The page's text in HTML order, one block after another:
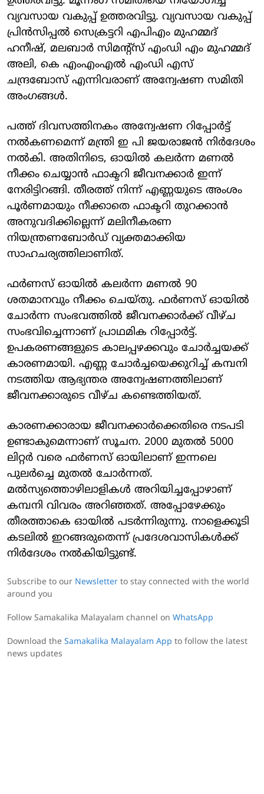
വ്യവസായ വകുപ്പ് ഉത്തരവിട്ടു. വ്യവസായ വകുപ്പ്
പ്രിന്‍സിപ്പല്‍ സെക്രട്ടറി എപിഎം മുഹമ്മദ്
ഹനീഷ്, മലബാര്‍ സിമന്റ്‌സ് എംഡി എം മുഹമ്മദ്
അലി, കെ എംഎംഎല്‍ എംഡി എസ്
ചന്ദ്രബോസ് എന്നിവരാണ് അന്വേഷണ സമിതി
അംഗങ്ങള്‍.
പത്ത് ദിവസത്തിനകം അന്വേഷണ റിപ്പോര്‍ട്ട്
നല്‍കണമെന്ന് മന്ത്രി ഇ പി ജയരാജന്‍ നിര്‍ദേശം
നല്‍കി. അതിനിടെ, ഓയില്‍ കലര്‍ന്ന മണല്‍
നീക്കം ചെയ്യാന്‍ ഫാക്ടറി ജീവനക്കാര്‍ ഇന്ന്
നേരിട്ടിറങ്ങി. തീരത്ത് നിന്ന് എണ്ണയുടെ അംശം
പൂര്‍ണമായും നീക്കാതെ ഫാക്ടറി തുറക്കാന്‍
അനുവദിക്കില്ലെന്ന് മലിനീകരണ
നിയന്ത്രണബോര്‍ഡ് വ്യക്തമാക്കിയ
സാഹചര്യത്തിലാണിത്.
ഫര്‍ണസ് ഓയില്‍ കലര്‍ന്ന മണല്‍ 90
ശതമാനവും നീക്കം ചെയ്തു. ഫര്‍ണസ് ഓയില്‍
ചോര്‍ന്ന സംഭവത്തില്‍ ജീവനക്കാര്‍ക്ക് വീഴ്ച
സംഭവിച്ചെന്നാണ് പ്രാഥമിക റിപ്പോര്‍ട്ട്.
ഉപകരണങ്ങളുടെ കാലപ്പഴക്കവും ചോര്‍ച്ചയക്ക്
കാരണമായി. എണ്ണ ചോര്‍ച്ചയെക്കുറിച്ച് കമ്പനി
നടത്തിയ ആഭ്യന്തര അന്വേഷണത്തിലാണ്
ജീവനക്കാരുടെ വീഴ്ച കണ്ടെത്തിയത്.
കാരണക്കാരായ ജീവനക്കാര്‍ക്കെതിരെ നടപടി
ഉണ്ടാകുമെന്നാണ് സൂചന. 2000 മുതല്‍ 5000
ലിറ്റര്‍ വരെ ഫര്‍ണസ് ഓയിലാണ് ഇന്നലെ
പുലര്‍ച്ചെ മുതല്‍ ചോര്‍ന്നത്.
മല്‍സ്യത്തൊഴിലാളികള്‍ അറിയിച്ചപ്പോഴാണ്
കമ്പനി വിവരം അറിഞ്ഞത്. അപ്പോഴേക്കും
തീരത്താകെ ഓയില്‍ പടര്‍ന്നിരുന്നു. നാളെക്കൂടി
കടലില്‍ ഇറങ്ങരുതെന്ന് പ്രദേശവാസികള്‍ക്ക്
നിര്‍ദേശം നല്‍കിയിട്ടുണ്ട്.
Subscribe to our Newsletter to stay connected with the world
around you
Follow Samakalika Malayalam channel on WhatsApp
Download the Samakalika Malayalam App to follow the latest
news updates